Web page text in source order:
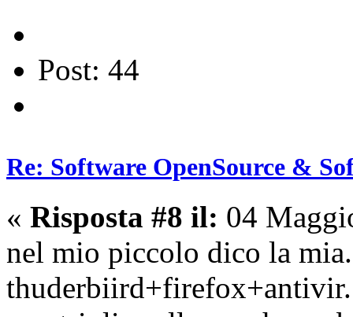
Post: 44
Re: Software OpenSource &
« Risposta #8 il: 04
nel mio piccolo dico la